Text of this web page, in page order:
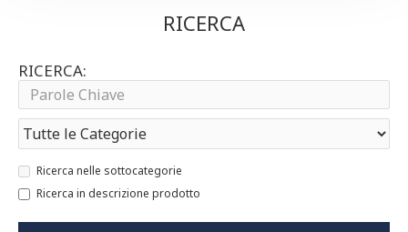
RICERCA
RICERCA:
Ricerca nelle sottocategorie
Ricerca in descrizione prodotto